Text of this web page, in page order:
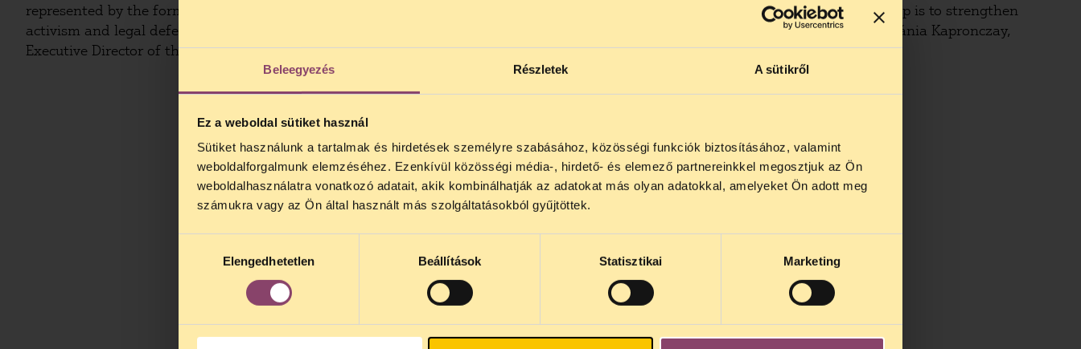
Beleegyezés Részletek A sütikről
Ez a weboldal sütiket használ
Sütiket használunk a tartalmak és hirdetések személyre szabásához, közösségi funkciók biztosításához, valamint
weboldalforgalmunk elemzéséhez. Ezenkívül közösségi média-, hirdető- és elemező partnereinkkel megosztjuk az Ön
weboldalhasználatra vonatkozó adatait, akik kombinálhatják az adatokat más olyan adatokkal, amelyeket Ön adott meg
számukra vagy az Ön által használt más szolgáltatásokból gyűjtöttek.
kiválasztásaElengedhetetlen Beállítások Statisztikai Marketing
represented by the former leadership. The mission and the programs of the HCLU remain the same, but the aim of the new leadership is to strengthen
activism and legal defense activities based on close liaising with stakeholders, while maintaining legal advocacy activities"- said Stefánia Kapronczay,
Executive Director of the HCLU.